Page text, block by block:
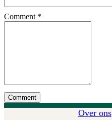
Comment*
Over ons